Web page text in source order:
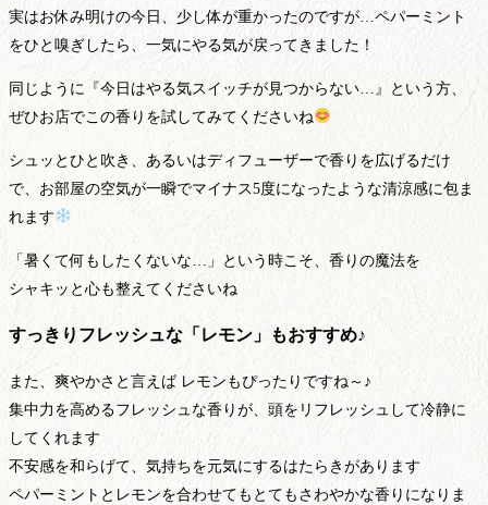
実はお休み明けの今日、少し体が重かったのですが…ペパーミント
をひと嗅ぎしたら、一気にやる気が戻ってきました！
同じように『今日はやる気スイッチが見つからない…』という方、
ぜひお店でこの香りを試してみてくださいね
シュッとひと吹き、あるいはディフューザーで香りを広げるだけ
で、お部屋の空気が一瞬でマイナス5度になったような清涼感に包ま
れます
「暑くて何もしたくないな…」という時こそ、香りの魔法を
シャキッと心も整えてくださいね
すっきりフレッシュな「レモン」もおすすめ♪
また、爽やかさと言えば レモンもぴったりですね～♪
集中力を高めるフレッシュな香りが、頭をリフレッシュして冷静に
してくれます
不安感を和らげて、気持ちを元気にするはたらきがあります
ペパーミントとレモンを合わせてもとてもさわやかな香りになりま